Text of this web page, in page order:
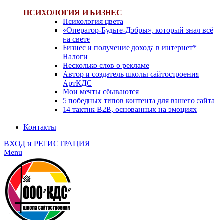
ПСИХОЛОГИЯ И БИЗНЕС
Психология цвета
«Оператор-Будьте-Добры», который знал всё
на свете
Бизнес и получение дохода в интернет*
Налоги
Несколько слов о рекламе
Автор и создатель школы сайтостроения
АртКДС
Мои мечты сбываются
5 победных типов контента для вашего сайта
14 тактик B2B, основанных на эмоциях
Контакты
ВХОД и РЕГИСТРАЦИЯ
Menu